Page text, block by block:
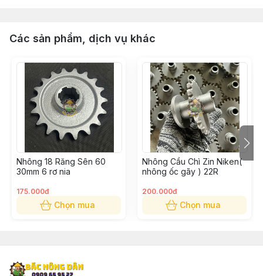
Các sản phẩm, dịch vụ khác
Nhông 18 Răng Sên 60
30mm 6 rơ nia
175.000đ
Chọn mua
Nhông Cầu Chì Zin Niken(
nhông ốc gãy ) 22R
200.000đ
Chọn mua